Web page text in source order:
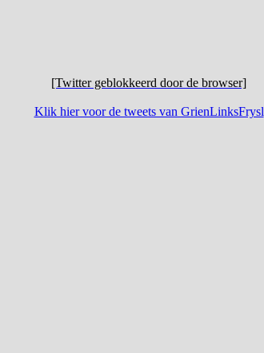
[Twitter geblokkeerd door de browser]
Klik hier voor de tweets van GrienLinksFrysl